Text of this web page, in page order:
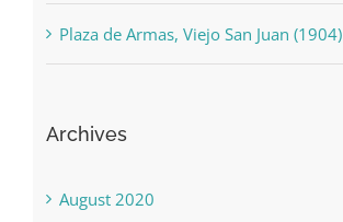
Plaza de Armas, Viejo San Juan (1904)
Archives
August 2020